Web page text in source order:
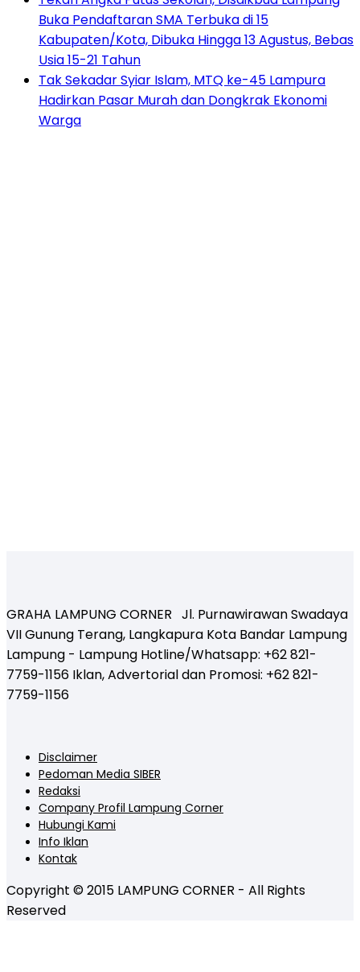
Buka Pendaftaran SMA Terbuka di 15
Kabupaten/Kota, Dibuka Hingga 13 Agustus, Bebas
Usia 15-21 Tahun
Tak Sekadar Syiar Islam, MTQ ke-45 Lampura
Hadirkan Pasar Murah dan Dongkrak Ekonomi
Warga
GRAHA LAMPUNG CORNER Jl. Purnawirawan Swadaya
VII Gunung Terang, Langkapura Kota Bandar Lampung
Lampung - Lampung Hotline/Whatsapp: +62 821-
7759-1156 Iklan, Advertorial dan Promosi: +62 821-
7759-1156
Disclaimer
Pedoman Media SIBER
Redaksi
Company Profil Lampung Corner
Hubungi Kami
Info Iklan
Kontak
Copyright © 2015 LAMPUNG CORNER - All Rights
Reserved